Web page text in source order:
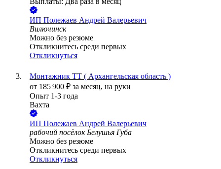
ИП Полежаев Андрей Валерьевич
Вилючинск
Можно без резюме
Откликнитесь среди первых
Откликнуться
Монтажник ТТ ( Архангельская область )
от 185 900 ₽ за месяц, на руки
Опыт 1-3 года
Вахта
ИП Полежаев Андрей Валерьевич
рабочий посёлок Белушья Губа
Можно без резюме
Откликнитесь среди первых
Откликнуться